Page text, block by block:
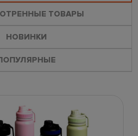
ТОВАРЫ
НОВИНКИ